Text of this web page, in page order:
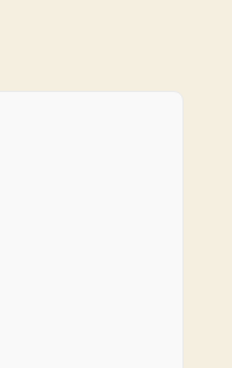
신